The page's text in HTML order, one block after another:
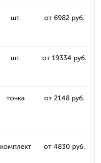
шт. от 6982 руб.
шт. от 19334 руб.
точка от 2148 руб.
комплект от 4830 руб.